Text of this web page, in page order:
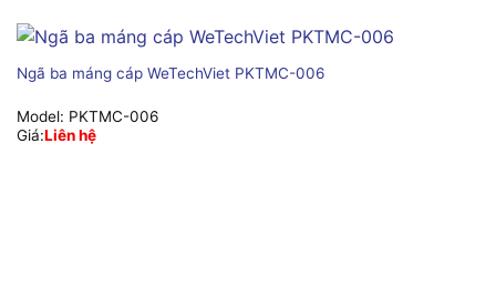
Ngã ba máng cáp WeTechViet PKTMC-006
Model: PKTMC-006
Giá:Liên hệ